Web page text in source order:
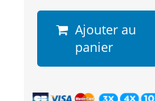
Ajouter au
panier